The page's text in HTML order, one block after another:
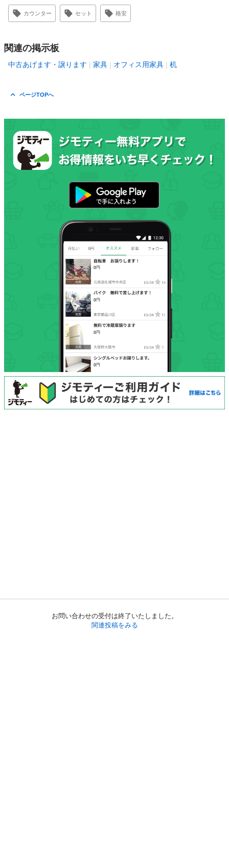
お問い合わせの受付は終了いたしました。
関連投稿をみる
カウンター セット 格安
関連の掲示板
中古あげます・譲ります 家具 オフィス用家具 机
ページTOPへ